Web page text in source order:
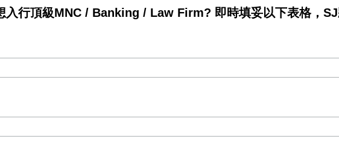
入行頂級MNC / Banking / Law Firm? 即時填妥以下表格，SJ